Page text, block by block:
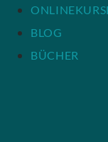
BLOG
BÜCHER